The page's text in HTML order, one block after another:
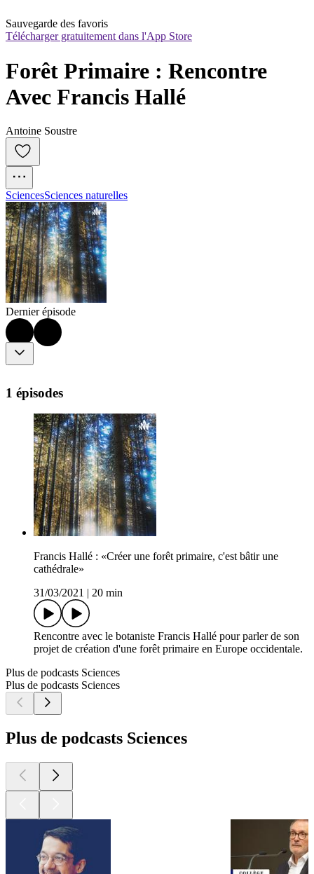
Sauvegarde des favoris
Télécharger gratuitement dans l'App Store
Forêt Primaire : Rencontre
Avec Francis Hallé
Antoine Soustre
SciencesSciences naturelles
Dernier épisode
1 épisodes
Francis Hallé : «Créer une forêt primaire, c'est bâtir une
cathédrale»
31/03/2021
20 min
Rencontre avec le botaniste Francis Hallé pour parler de son
projet de création d'une forêt primaire en Europe occidentale.
Plus de podcasts Sciences
Plus de podcasts Sciences
Plus de podcasts Sciences